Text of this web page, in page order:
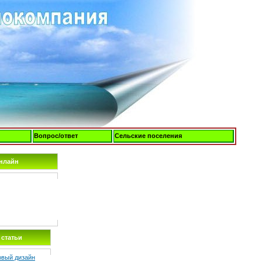
Вопрос/ответ Сельские поселения
дизайн